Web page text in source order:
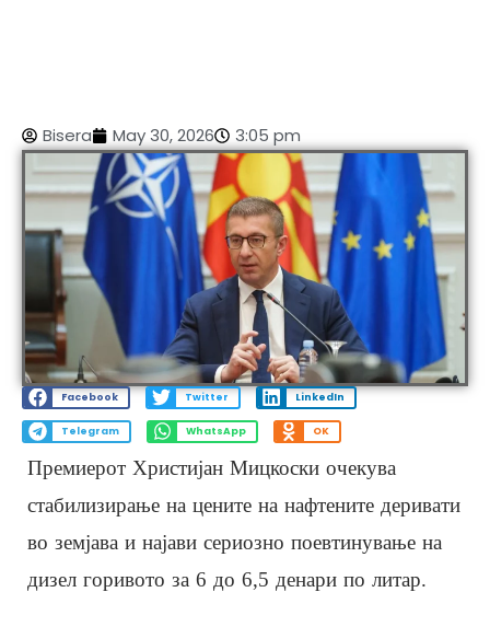
Bisera May 30, 2026 3:05 pm
Facebook Twitter LinkedIn
Telegram WhatsApp OK
Премиерот Христијан Мицкоски очекува
стабилизирање на цените на нафтените деривати
во земјава и најави сериозно поевтинување на
дизел горивото за 6 до 6,5 денари по литар.